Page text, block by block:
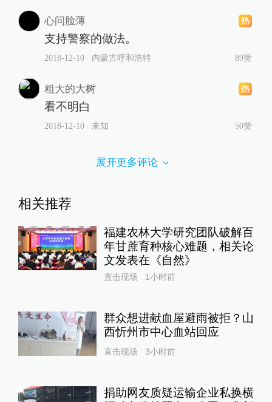
心问脸薄
支持警察的做法。
2018-12-10∙ 内蒙古呼和浩特 89赞
粗大的大树
看不明白
2018-12-10∙ 未知 50赞
展开更多评论
相关推荐
福建农林大学研究团队破解百
年甘蔗育种核心难题，相关论
文发表在《自然》
直击现场 1小时前
群众想进献血屋避雨被拒？山
西忻州市中心血站回应
直击现场 3小时前
捐助网友质疑运输企业私换横